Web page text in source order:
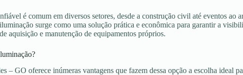
é comum em diversos setores, desde a construção civil até eventos ao
surge como uma solução prática e econômica para garantir a
aquisição e manutenção de equipamentos próprios.
– GO oferece inúmeras vantagens que fazem dessa opção a escolha ideal